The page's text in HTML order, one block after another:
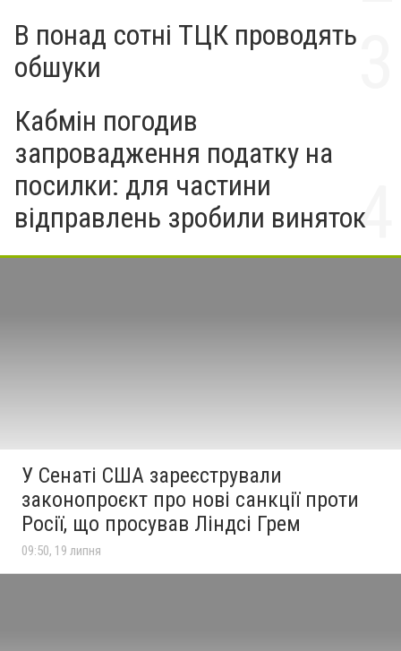
В понад сотні ТЦК проводять
обшуки
Кабмін погодив
запровадження податку на
посилки: для частини
відправлень зробили виняток
У Сенаті США зареєстрували
законопроєкт про нові санкції проти
Росії, що просував Ліндсі Грем
09:50, 19 липня